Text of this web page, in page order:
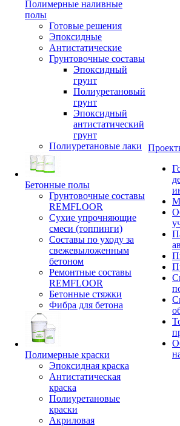
Полимерные наливные
полы
Готовые решения
Эпоксидные
Антистатические
Грунтовочные составы
Эпоксидный
грунт
Полиуретановый
грунт
Эпоксидный
антистатический
грунт
Полиуретановые лаки
Бетонные полы
Грунтовочные составы
REMFLOOR
Сухие упрочняющие
смеси (топпинги)
Составы по уходу за
свежевыложенным
бетоном
Ремонтные составы
REMFLOOR
Бетонные стяжки
Фибра для бетона
Полимерные краски
Эпоксидная краска
Антистатическая
краска
Полиуретановые
краски
Акриловая